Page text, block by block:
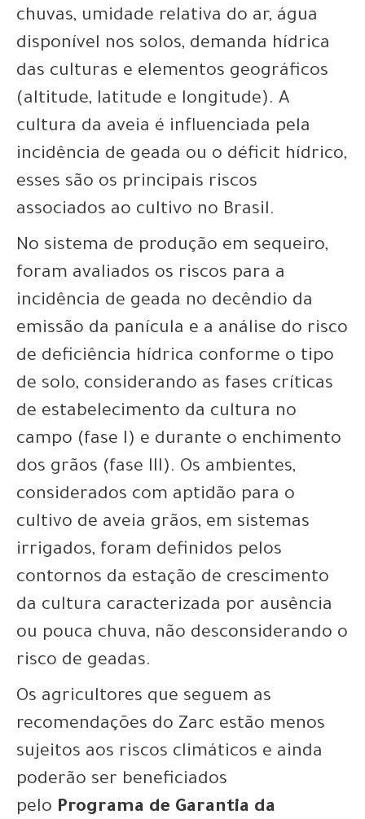
chuvas, umidade relativa do ar, água
disponível nos solos, demanda hídrica
das culturas e elementos geográficos
(altitude, latitude e longitude). A
cultura da aveia é influenciada pela
incidência de geada ou o déficit hídrico,
esses são os principais riscos
associados ao cultivo no Brasil.
No sistema de produção em sequeiro,
foram avaliados os riscos para a
incidência de geada no decêndio da
emissão da panícula e a análise do risco
de deficiência hídrica conforme o tipo
de solo, considerando as fases críticas
de estabelecimento da cultura no
campo (fase I) e durante o enchimento
dos grãos (fase III). Os ambientes,
considerados com aptidão para o
cultivo de aveia grãos, em sistemas
irrigados, foram definidos pelos
contornos da estação de crescimento
da cultura caracterizada por ausência
ou pouca chuva, não desconsiderando o
risco de geadas.
Os agricultores que seguem as
recomendações do Zarc estão menos
sujeitos aos riscos climáticos e ainda
poderão ser beneficiados
pelo Programa de Garantia da